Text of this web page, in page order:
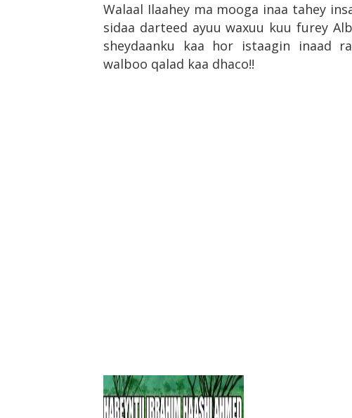
Walaal Ilaahey ma mooga inaa tahey
sidaa darteed ayuu waxuu kuu furey
sheydaanku kaa hor istaagin inaad
walboo qalad kaa dhaco!!